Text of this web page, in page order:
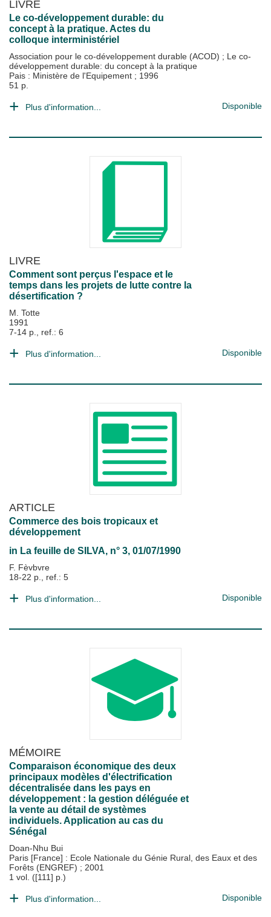
LIVRE
Le co-développement durable: du
concept à la pratique. Actes du
colloque interministériel
Association pour le co-développement durable (ACOD) ; Le co-
développement durable: du concept à la pratique
Pais : Ministère de l'Equipement ; 1996
51 p.
Plus d'information... Disponible
LIVRE
Comment sont perçus l'espace et le
temps dans les projets de lutte contre la
désertification ?
M. Totte
1991
7-14 p., ref.: 6
Plus d'information... Disponible
ARTICLE
Commerce des bois tropicaux et
développement
in La feuille de SILVA, n° 3, 01/07/1990
F. Fèvbvre
18-22 p., ref.: 5
Plus d'information... Disponible
MÉMOIRE
Comparaison économique des deux
principaux modèles d'électrification
décentralisée dans les pays en
développement : la gestion déléguée et
la vente au détail de systèmes
individuels. Application au cas du
Sénégal
Doan-Nhu Bui
Paris [France] : Ecole Nationale du Génie Rural, des Eaux et des
Forêts (ENGREF) ; 2001
1 vol. ([111] p.)
Plus d'information... Disponible